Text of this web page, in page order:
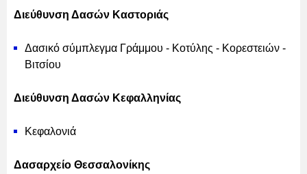
Διεύθυνση Δασών Καστοριάς
Δασικό σύμπλεγμα Γράμμου - Κοτύλης - Κορεστειών -
Βιτσίου
Διεύθυνση Δασών Κεφαλληνίας
Κεφαλονιά
Δασαρχείο Θεσσαλονίκης